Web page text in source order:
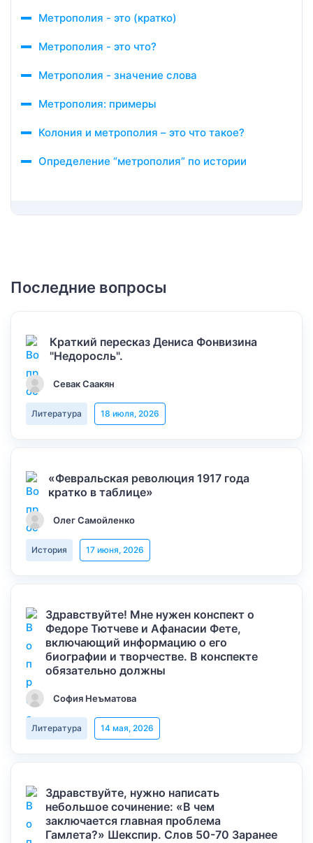
Метрополия - это (кратко)
Метрополия - это что?
Метрополия - значение слова
Метрополия: примеры
Колония и метрополия – это что такое?
Определение “метрополия” по истории
Последние вопросы
Краткий пересказ Дениса Фонвизина
"Недоросль".
Севак Саакян
Литература 18 июля, 2026
«Февральская революция 1917 года
кратко в таблице»
Олег Самойленко
История 17 июня, 2026
Здравствуйте! Мне нужен конспект о
Федоре Тютчеве и Афанасии Фете,
включающий информацию о его
биографии и творчестве. В конспекте
обязательно должны
София Неъматова
Литература 14 мая, 2026
Здравствуйте, нужно написать
небольшое сочинение: «В чем
заключается главная проблема
Гамлета?» Шекспир. Слов 50-70 Заранее